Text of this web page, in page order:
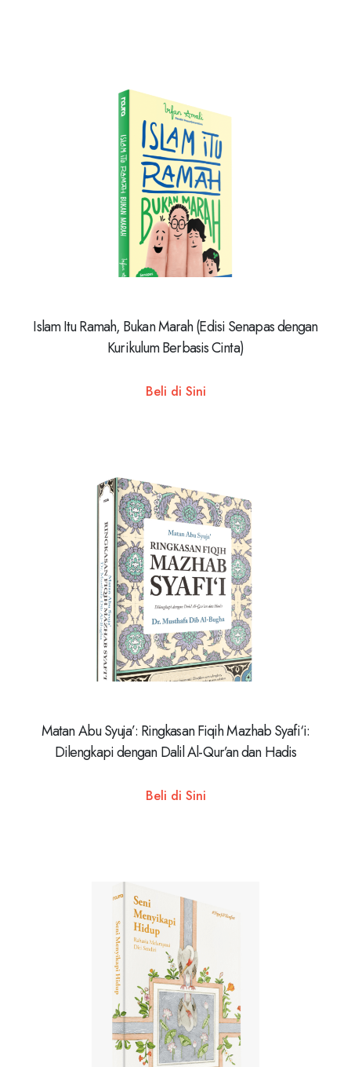
Islam Itu Ramah, Bukan Marah (Edisi Senapas dengan
Kurikulum Berbasis Cinta)
Beli di Sini
Matan Abu Syuja’: Ringkasan Fiqih Mazhab Syafi‘i:
Dilengkapi dengan Dalil Al-Qur’an dan Hadis
Beli di Sini